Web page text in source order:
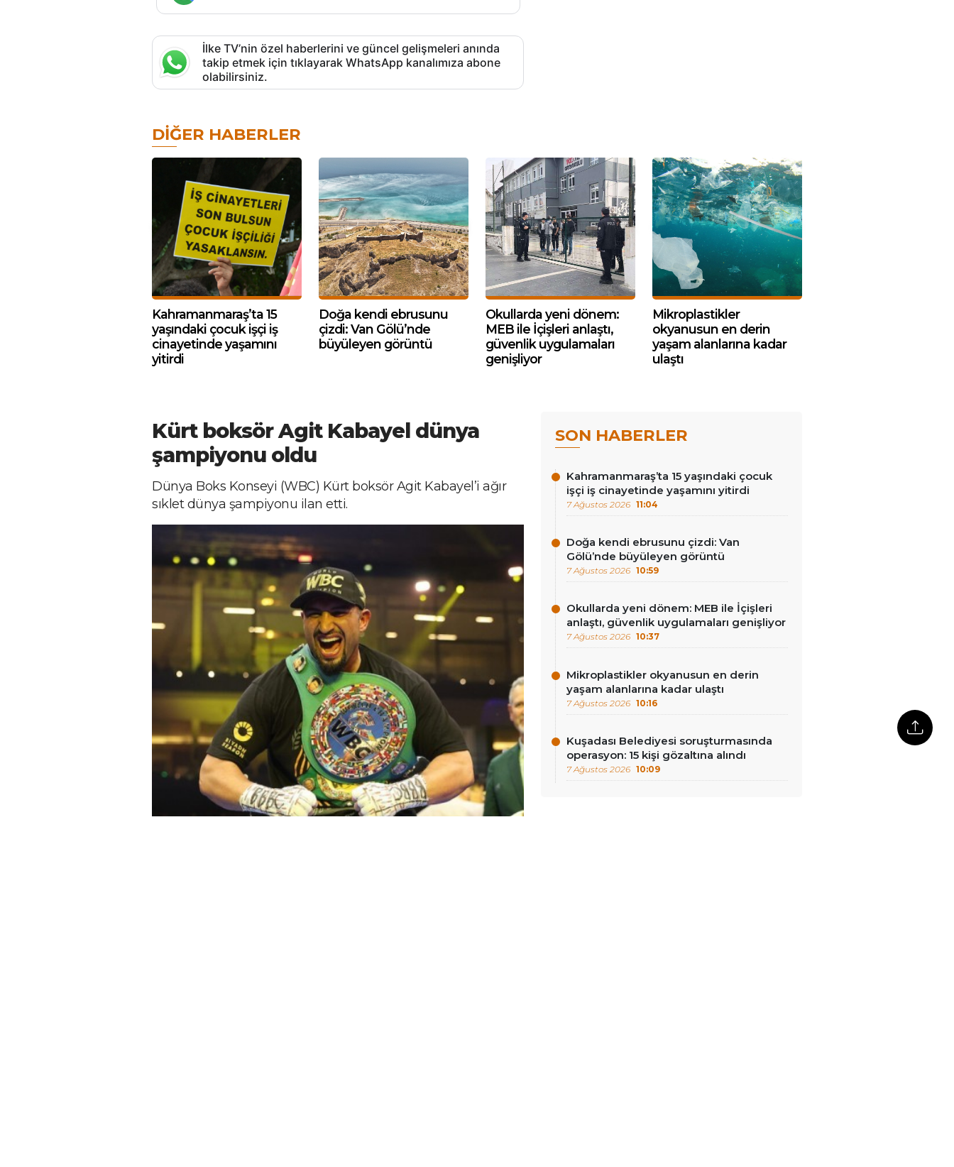
İlke TV’nin özel haberlerini ve güncel gelişmeleri anında
takip etmek için tıklayarak WhatsApp kanalımıza abone
olabilirsiniz.
DIĞER HABERLER
Kahramanmaraş’ta 15
yaşındaki çocuk işçi iş
cinayetinde yaşamını
yitirdi
Doğa kendi ebrusunu
çizdi: Van Gölü’nde
büyüleyen görüntü
Okullarda yeni dönem:
MEB ile İçişleri anlaştı,
güvenlik uygulamaları
genişliyor
Mikroplastikler
okyanusun en derin
yaşam alanlarına kadar
ulaştı
Kürt boksör Agit Kabayel dünya
şampiyonu oldu
Dünya Boks Konseyi (WBC) Kürt boksör Agit Kabayel’i ağır
sıklet dünya şampiyonu ilan etti.
SON HABERLER
Kahramanmaraş’ta 15 yaşındaki çocuk
işçi iş cinayetinde yaşamını yitirdi
7 Ağustos 2026 11:04
Doğa kendi ebrusunu çizdi: Van
Gölü’nde büyüleyen görüntü
7 Ağustos 2026 10:59
Okullarda yeni dönem: MEB ile İçişleri
anlaştı, güvenlik uygulamaları genişliyor
7 Ağustos 2026 10:37
Mikroplastikler okyanusun en derin
yaşam alanlarına kadar ulaştı
7 Ağustos 2026 10:16
Kuşadası Belediyesi soruşturmasında
operasyon: 15 kişi gözaltına alındı
7 Ağustos 2026 10:09